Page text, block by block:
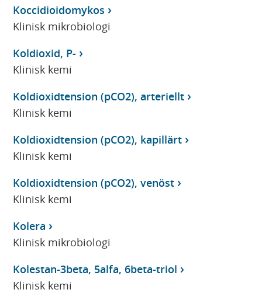
Koccidioidomykos
Klinisk mikrobiologi
Koldioxid, P-
Klinisk kemi
Koldioxidtension (pCO2), arteriellt
Klinisk kemi
Koldioxidtension (pCO2), kapillärt
Klinisk kemi
Koldioxidtension (pCO2), venöst
Klinisk kemi
Kolera
Klinisk mikrobiologi
Kolestan-3beta, 5alfa, 6beta-triol
Klinisk kemi